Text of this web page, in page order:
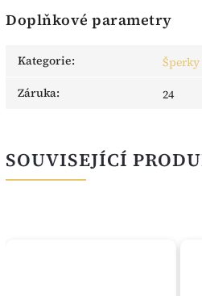
Doplňkové parametry
Kategorie:
Záruka: 24
SOUVISEJÍCÍ